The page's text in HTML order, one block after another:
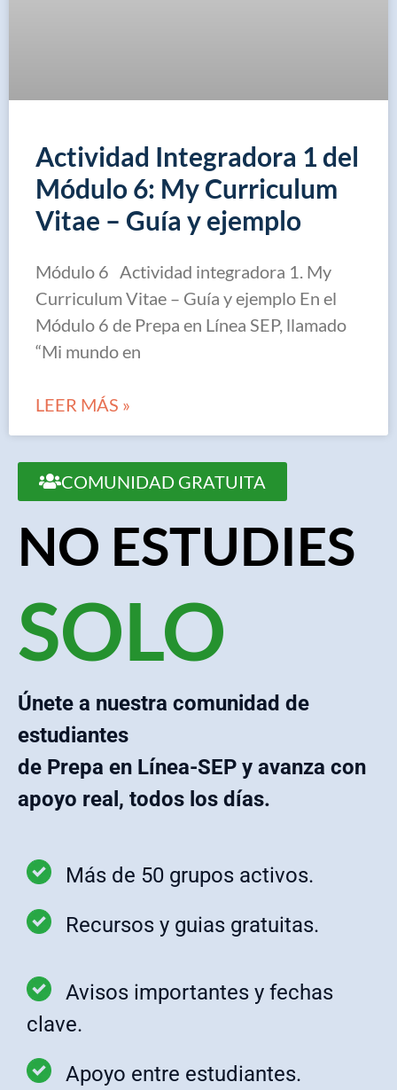
Actividad Integradora 1 del
Módulo 6: My Curriculum
Vitae – Guía y ejemplo
Módulo 6 Actividad integradora 1. My
Curriculum Vitae – Guía y ejemplo En el
Módulo 6 de Prepa en Línea SEP, llamado
“Mi mundo en
LEER MÁS »
COMUNIDAD GRATUITA
NO ESTUDIES
SOLO
Únete a nuestra comunidad de
estudiantes
de Prepa en Línea-SEP y avanza con
apoyo real, todos los días.
Más de 50 grupos activos.
Recursos y guias gratuitas.
Avisos importantes y fechas
clave.
Apoyo entre estudiantes.